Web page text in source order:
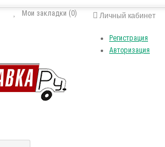
Личный кабинет
Регистрация
Авторизация
Мои закладки (0)